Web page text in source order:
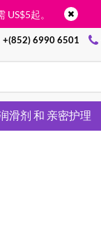
US$5起。
+(852) 6990 6501
滑剂 和 亲密护理